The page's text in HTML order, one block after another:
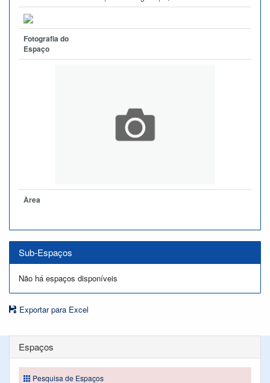
Fotografia do
Espaço
Àrea
Sub-Espaços
Não há espaços disponíveis
Exportar para Excel
Espaços
Pesquisa de Espaços